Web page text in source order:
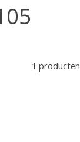
1 producten